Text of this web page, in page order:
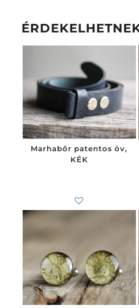
Marhabőr patentos öv,
KÉK